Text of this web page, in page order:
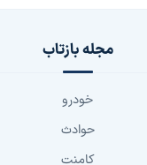
مجله بازتاب
خودرو
حوادث
کامنت